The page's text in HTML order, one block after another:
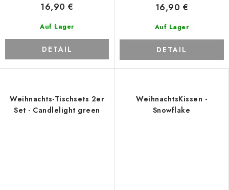
Auf Lager
16,90 €
DETAIL
Auf Lager
16,90 €
DETAIL
Weihnachts-Tischsets 2er
Set - Candlelight green
WeihnachtsKissen -
Snowflake